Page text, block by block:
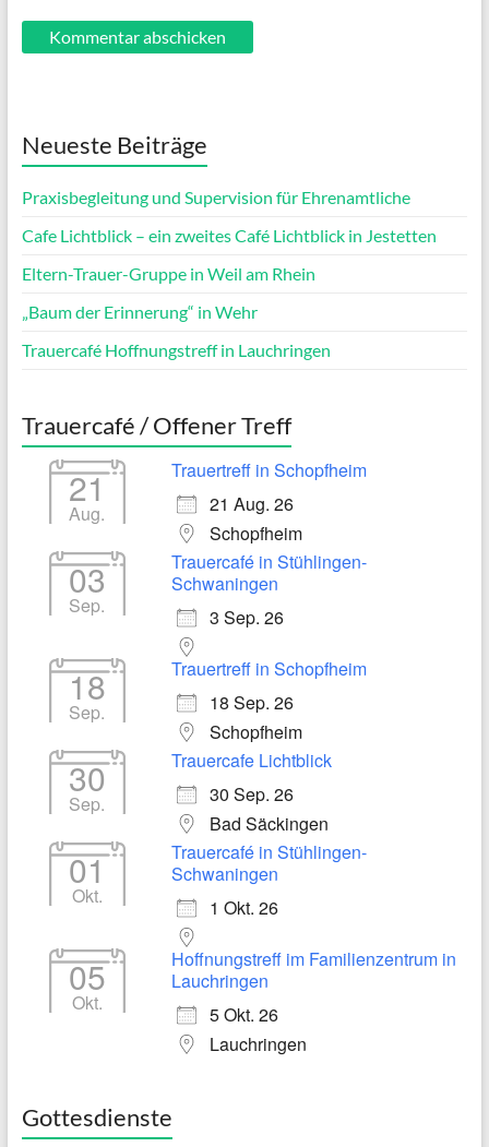
Neueste Beiträge
Praxisbegleitung und Supervision für Ehrenamtliche
Cafe Lichtblick – ein zweites Café Lichtblick in Jestetten
Eltern-Trauer-Gruppe in Weil am Rhein
„Baum der Erinnerung“ in Wehr
Trauercafé Hoffnungstreff in Lauchringen
Trauercafé / Offener Treff
21
Aug.
Trauertreff in Schopfheim
21 Aug. 26
Schopfheim
03
Sep.
Trauercafé in Stühlingen-
Schwaningen
3 Sep. 26
18
Sep.
Trauertreff in Schopfheim
18 Sep. 26
Schopfheim
30
Sep.
Trauercafe Lichtblick
30 Sep. 26
Bad Säckingen
01
Okt.
Trauercafé in Stühlingen-
Schwaningen
1 Okt. 26
05
Okt.
Hoffnungstreff im Familienzentrum in
Lauchringen
5 Okt. 26
Lauchringen
Gottesdienste